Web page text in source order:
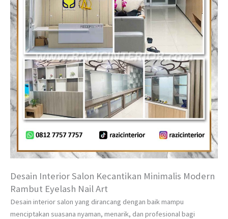
Desain Interior Salon Kecantikan Minimalis Modern
Rambut Eyelash Nail Art
Desain interior salon yang dirancang dengan baik mampu
menciptakan suasana nyaman, menarik, dan profesional bagi